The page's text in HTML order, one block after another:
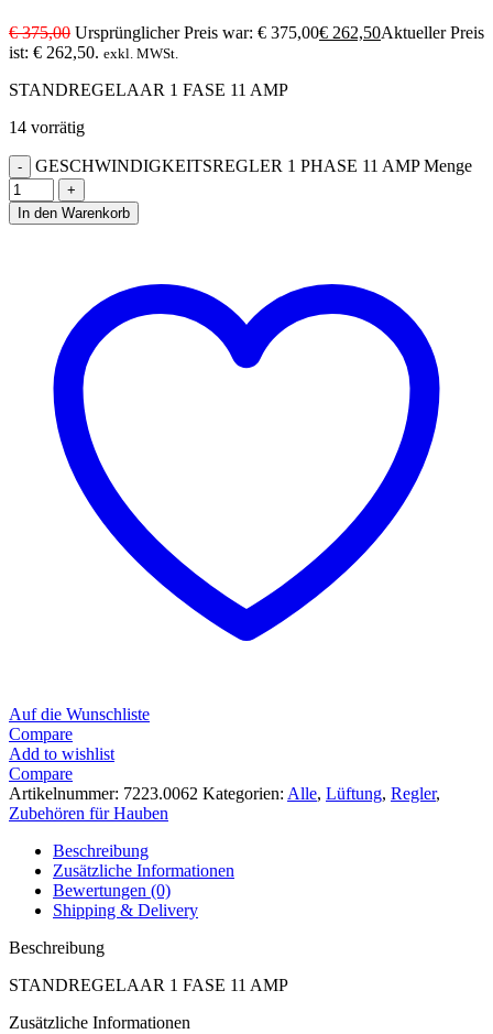
€375,00 Ursprünglicher Preis war: € 375,00€ 262,50Aktueller Preis
ist: € 262,50. exkl. MWSt.
STANDREGELAAR 1 FASE 11 AMP
14 vorrätig
GESCHWINDIGKEITSREGLER 1 PHASE 11 AMP Menge
In den Warenkorb
Auf die Wunschliste
Compare
Add to wishlist
Compare
Artikelnummer: 7223.0062 Kategorien: Alle, Lüftung, Regler,
Zubehören für Hauben
Beschreibung
Zusätzliche Informationen
Bewertungen (0)
Shipping & Delivery
Beschreibung
STANDREGELAAR 1 FASE 11 AMP
Zusätzliche Informationen